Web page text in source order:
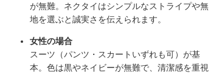
が無難。ネクタイはシンプルなストライプや無
地を選ぶと誠実さを伝えられます。
女性の場合
スーツ（パンツ・スカートいずれも可）が基
本。色は黒やネイビーが無難で、清潔感を重視